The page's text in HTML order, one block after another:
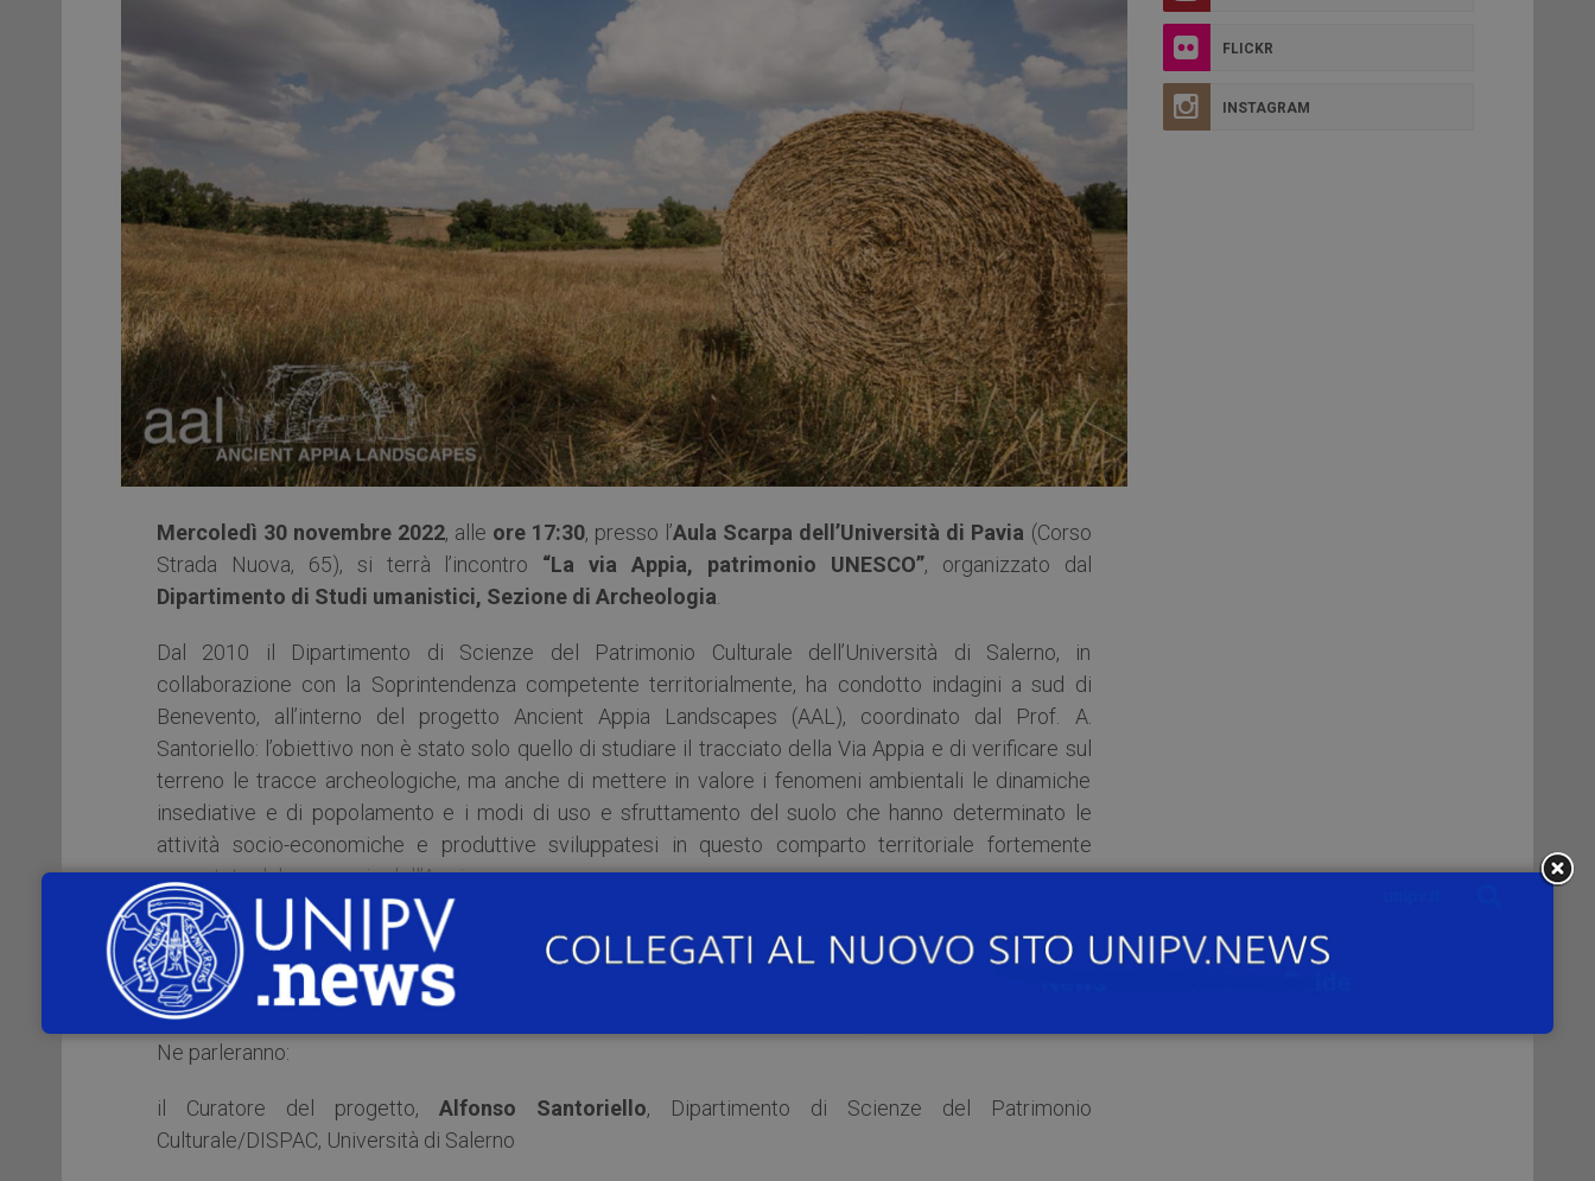
Mercoledì 30 novembre 2022, alle ore 17:30, presso l’Aula Scarpa dell’Università di Pavia (Corso
Strada Nuova, 65), si terrà l’incontro “La via Appia, patrimonio UNESCO”, organizzato dal
Dipartimento di Studi umanistici, Sezione di Archeologia
Dal 2010 il Dipartimento di Scienze del Patrimonio Culturale dell’Università di Salerno, in
collaborazione con la Soprintendenza competente territorialmente, ha condotto indagini a sud di
Benevento, all’interno del progetto Ancient Appia Landscapes (AAL), coordinato dal Prof. A.
Santoriello: l’obiettivo non è stato solo quello di studiare il tracciato della Via Appia e di verificare sul
terreno le tracce archeologiche, ma anche di mettere in valore i fenomeni ambientali le dinamiche
insediative e di popolamento e i modi di uso e sfruttamento del suolo che hanno determinato le
attività socio-economiche e produttive sviluppatesi in questo comparto territoriale fortemente
connotato dal passaggio dell’Appia.
Nel 2022 il Ministero della Cultura ha comunicato ufficialmente l’avviamento dell’iter di candidatura
della via Appia antica per l’iscrizione nella lista del patrimonio mondiale dell’unesco: una prima tappa di
un nuovo percorso per la Regina Viarum.
Ne parleranno:
il Curatore del progetto, Alfonso Santoriello, Dipartimento di Scienze del Patrimonio
Culturale/DISPAC, Università di Salerno
FLICKR
INSTAGRAM